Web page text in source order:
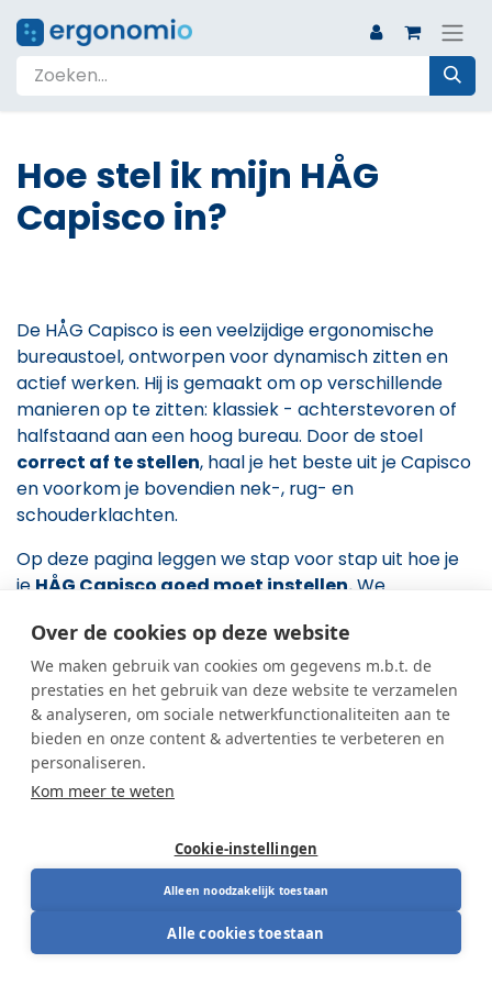
Over de cookies op deze website
We maken gebruik van cookies om gegevens m.b.t. de
prestaties en het gebruik van deze website te verzamelen
& analyseren, om sociale netwerkfunctionaliteiten aan te
bieden en onze content & advertenties te verbeteren en
personaliseren.
Kom meer te weten
Cookie-instellingen
Alleen noodzakelijk toestaan
Alle cookies toestaan
Hoe stel ik mijn HÅG
Capisco in? ​
De HÅG Capisco is een veelzijdige ergonomische
bureaustoel, ontworpen voor dynamisch zitten en
actief werken. Hij is gemaakt om op verschillende
manieren op te zitten: klassiek - achterstevoren of
halfstaand aan een hoog bureau. Door de stoel
correct af te stellen, haal je het beste uit je Capisco
en voorkom je bovendien nek-, rug- en
schouderklachten.
Op deze pagina leggen we stap voor stap uit hoe je
je HÅG Capisco goed moet instellen.We
en zitdiepte tot rughoogte, bewegingsmechaniek en
hoofdsteun.
Heb je achteraf nog vragen of twijfel je over een
bepaalde instelling?Neem gerust contact met ons
op — we helpen je graag verder.
Stap voor stap instellen